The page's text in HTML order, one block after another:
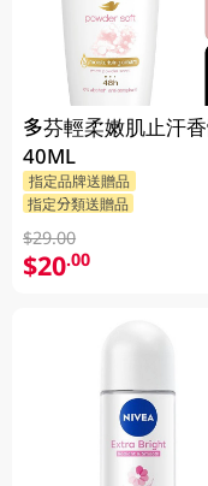
多芬輕柔嫩肌止汗
40ML
指定品牌送贈品
指定分類送贈品
$29.00
$20.00